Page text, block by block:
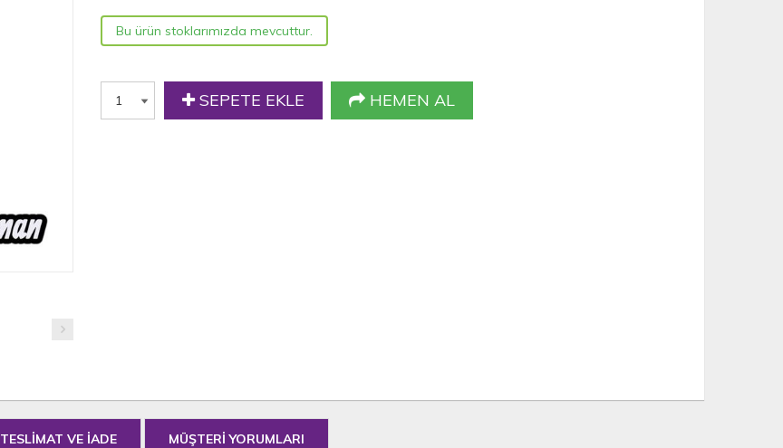
Bu ürün stoklarımızda mevcuttur.
SEPETE EKLE HEMEN AL
TESLİMAT VE İADE MÜŞTERİ YORUMLARI